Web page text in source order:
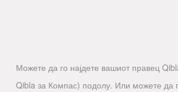
Можете да го најдете вашиот правец
Qibla за Компас) подолу. Или можете да